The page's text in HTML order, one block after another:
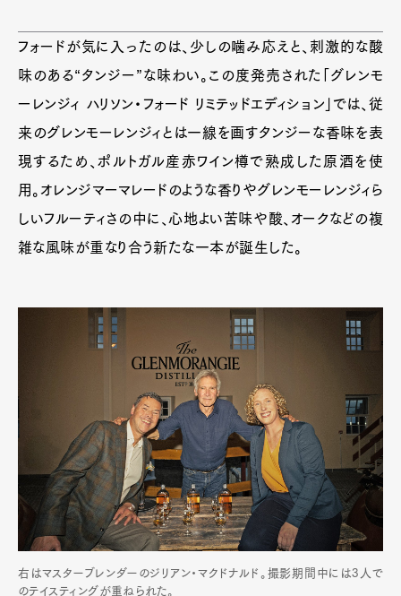
Pen Meet
Pen international
フォードが気に入ったのは、少しの噛み応えと、刺激的な酸
味のある“タンジー”な味わい。この度発売された「グレンモ
ーレンジィ ハリソン・フォード リミテッドエディション」では、従
来のグレンモーレンジィとは一線を画すタンジーな香味を表
現するため、ポルトガル産赤ワイン樽で熟成した原酒を使
用。オレンジマーマレードのような香りやグレンモーレンジィら
しいフルーティさの中に、心地よい苦味や酸、オークなどの複
雑な風味が重なり合う新たな一本が誕生した。
右はマスターブレンダーのジリアン・マクドナルド。撮影期間中には3人で
のテイスティングが重ねられた。